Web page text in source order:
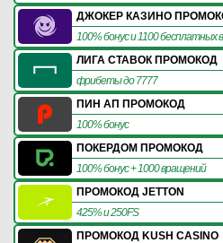
ДЖОКЕР КАЗИНО
100% бонус и 1100 бесплатных
ЛИГА СТАВОК ПРОМОКОД
фрибеты до 7777
ПИН АП ПРОМОКОД
100% бонус
ПОКЕРДОМ ПРОМОКОД
100% бонус + 1000 вращений
ПРОМОКОД JETTON
425% и 250FS
ПРОМОКОД KUSH CASINO